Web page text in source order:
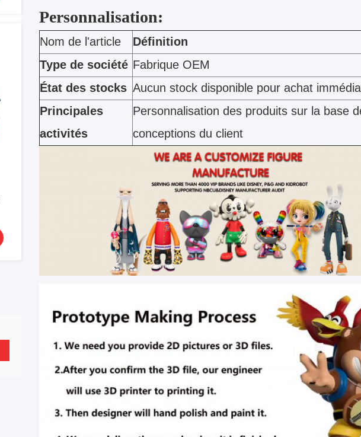
Personnalisation:
Nom de l'article
Définition
Type de société Fabrique OEM
État des stocks Aucun stock disponible pour achat
Principales
activités
Personnalisation des produits sur la base
conceptions du client